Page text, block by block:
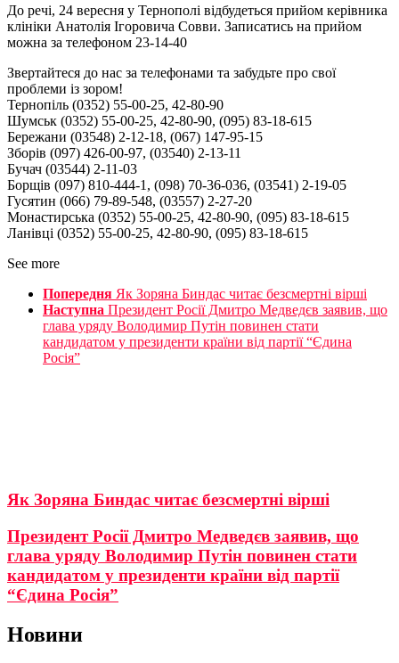
До речі, 24 вересня у Тернополі відбудеться прийом керівника
клініки Анатолія Ігоровича Совви. Записатись на прийом
можна за телефоном 23-14-40
Звертайтеся до нас за телефонами та забудьте про свої
проблеми із зором!
Тернопіль (0352) 55-00-25, 42-80-90
Шумськ (0352) 55-00-25, 42-80-90, (095) 83-18-615
Бережани (03548) 2-12-18, (067) 147-95-15
Зборів (097) 426-00-97, (03540) 2-13-11
Бучач (03544) 2-11-03
Борщів (097) 810-444-1, (098) 70-36-036, (03541) 2-19-05
Гусятин (066) 79-89-548, (03557) 2-27-20
Монастирська (0352) 55-00-25, 42-80-90, (095) 83-18-615
Ланівці (0352) 55-00-25, 42-80-90, (095) 83-18-615
See more
Попередня Як Зоряна Биндас читає безсмертні вірші
Наступна Президент Росії Дмитро Медведєв заявив, що
глава уряду Володимир Путін повинен стати
кандидатом у президенти країни від партії “Єдина
Росія”
Як Зоряна Биндас читає безсмертні вірші
Президент Росії Дмитро Медведєв заявив, що
глава уряду Володимир Путін повинен стати
кандидатом у президенти країни від партії
“Єдина Росія”
Новини